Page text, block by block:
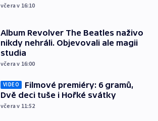
včera v 16:10
Album Revolver The Beatles naživo
nikdy nehráli. Objevovali ale magii
studia
včera v 16:00
VIDEO
Filmové premiéry: 6 gramů,
Dvě deci tuše i Hořké svátky
včera v 11:52